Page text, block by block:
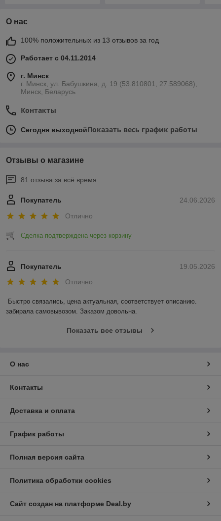
О нас
100% положительных из 13 отзывов за год
Работает с 04.11.2014
г. Минск
г. Минск, ул. Бабушкина, д. 19 (53.810801, 27.589068),
Минск, Беларусь
Контакты
Сегодня выходнойПоказать весь график работы
Отзывы о магазине
81 отзыва за всё время
24.06.2026
Покупатель
Отлично
Сделка подтверждена через корзину
19.05.2026
Покупатель
Отлично
Быстро связались, цена актуальная, соответствует описанию.
забирала самовывозом. Заказом довольна.
Показать все отзывы
О нас
Контакты
Доставка и оплата
График работы
Полная версия сайта
Политика обработки cookies
Сайт создан на платформе Deal.by